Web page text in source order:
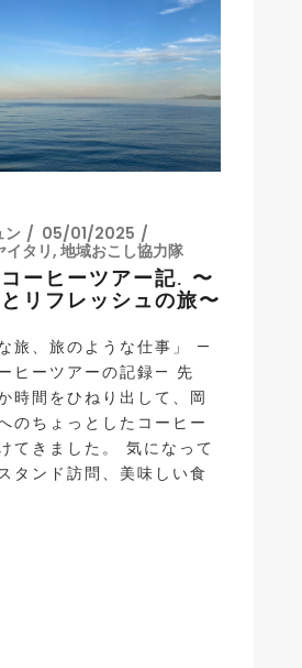
ン
05/01/2025
イタリ, 地域おこし協力隊
ーヒーツアー記. 〜
リフレッシュの旅〜
旅、旅のような仕事」 —
ヒーツアーの記録— 先
時間をひねり出して、岡
のちょっとしたコーヒー
てきました。 気になって
タンド訪問、美味しい食